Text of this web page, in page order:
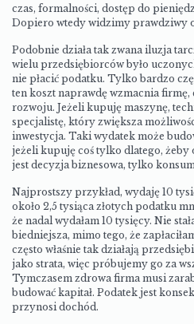
czas, formalności, dostęp do
Dopiero wtedy widzimy prawdziwy
Podobnie działa tak zwana iluzja
wielu przedsiębiorców było
nie płacić podatku. Tylko bardzo
ten koszt naprawdę wzmacnia
rozwoju. Jeżeli kupuję maszynę,
specjalistę, który zwiększa
inwestycja. Taki wydatek może
jeżeli kupuję coś tylko dlatego, żeby
jest decyzja biznesowa, tylko
Najprostszy przykład, wydaję 10
około 2,5 tysiąca złotych podatku
że nadal wydałam 10 tysięcy. Nie
biedniejsza, mimo tego, że
często właśnie tak działają
jako strata, więc próbujemy go za
Tymczasem zdrowa firma musi
budować kapitał. Podatek jest
przynosi dochód.